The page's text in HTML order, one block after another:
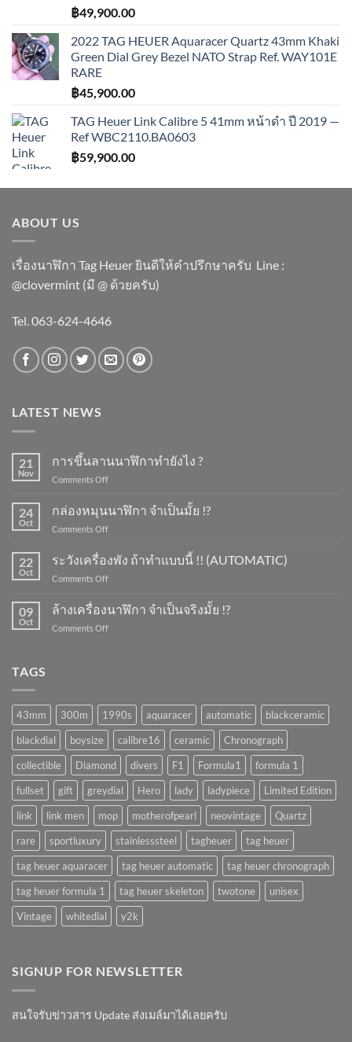
฿49,900.00
2022 TAG HEUER Aquaracer Quartz 43mm Khaki
Green Dial Grey Bezel NATO Strap Ref. WAY101E
RARE
฿45,900.00
TAG Heuer Link Calibre 5 41mm หน้าดำ ปี 2019 —
Ref WBC2110.BA0603
฿59,900.00
ABOUT US
เรื่องนาฬิกา Tag Heuer ยินดีให้คำปรึกษาครับ ​Line :
@clovermint (มี @ ด้วยครับ)
Tel. 063-624-4646
LATEST NEWS
21
Nov
การขึ้นลานนาฬิกาทำยังไง ?
Comments Offon
ลาน
นาฬิกา
ยัง
24
Oct
กล่องหมุนนาฬิกา จำเป็นมั้ย !?
Comments Offon
หมุน
นาฬิกา
จำเป็น
!?
22
Oct
ระวังเครื่องพัง ถ้าทำแบบนี้ !! (AUTOMATIC)
Comments Offon
เครื่อง
พัง
ถ้า
09
Oct
ล้างเครื่องนาฬิกา จำเป็นจริงมั้ย !?
Comments Offon
มั้ย
!?
TAGS
43mm 300m 1990s aquaracer automatic
blackceramic
blackdial
boysize calibre16 ceramic
Chronograph
collectible
Diamond divers F1 Formula1
formula 1
fullset
gift greydial Hero lady ladypiece
Limited Edition
link
link men mop motherofpearl neovintage
Quartz
rare
sportluxury stainlesssteel tagheuer
tag heuer
tag heuer aquaracer
tag heuer automatic
tag heuer chronograph
tag heuer formula 1
tag heuer skeleton twotone
unisex
Vintage
whitedial y2k
SIGNUP FOR NEWSLETTER
สนใจรับข่าวสาร Update ส่งเมล์มาได้เลยครับ